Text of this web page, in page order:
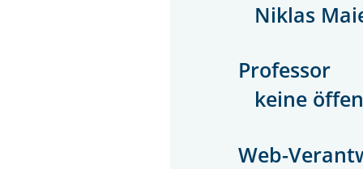
Niklas
Professor
keine
Web-